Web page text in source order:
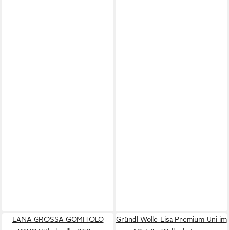
LANA GROSSA GOMITOLO
Gründl Wolle Lisa Premium Uni im